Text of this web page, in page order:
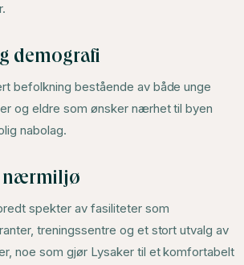
demografi
befolkning bestående av både unge
og eldre som ønsker nærhet til byen
nabolag.
nærmiljø
spekter av fasiliteter som
treningssentre og et stort utvalg av
noe som gjør Lysaker til et komfortabelt